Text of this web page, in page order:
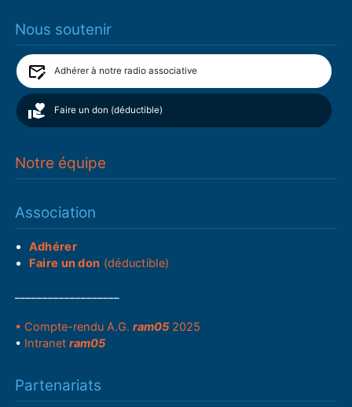
Nous soutenir
Adhérer à notre radio associative
Faire un don (déductible)
Notre équipe
Association
Adhérer
Faire un don (déductible)
• Compte-rendu A.G.ram05 2025
• Intranetram05
Partenariats